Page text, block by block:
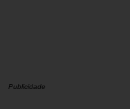
Publicidade